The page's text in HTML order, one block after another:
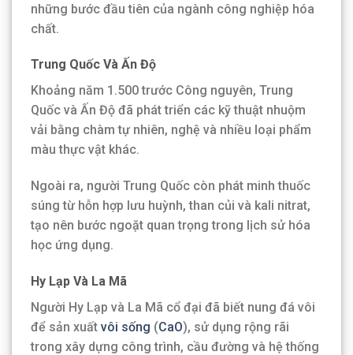
những bước đầu tiên của ngành công nghiệp hóa
chất.
Trung Quốc Và Ấn Độ
Khoảng năm 1.500 trước Công nguyên, Trung
Quốc và Ấn Độ đã phát triển các kỹ thuật nhuộm
vải bằng chàm tự nhiên, nghệ và nhiều loại phẩm
màu thực vật khác.
Ngoài ra, người Trung Quốc còn phát minh thuốc
súng từ hỗn hợp lưu huỳnh, than củi và kali nitrat,
tạo nên bước ngoặt quan trọng trong lịch sử hóa
học ứng dụng.
Hy Lạp Và La Mã
Người Hy Lạp và La Mã cổ đại đã biết nung đá vôi
để sản xuất vôi sống (CaO), sử dụng rộng rãi
trong xây dựng công trình, cầu đường và hệ thống